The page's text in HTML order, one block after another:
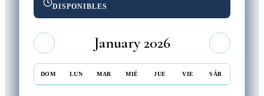
DISPONIBLES
January 2026
DOM LUN MAR MIÉ JUE VIE SÁB